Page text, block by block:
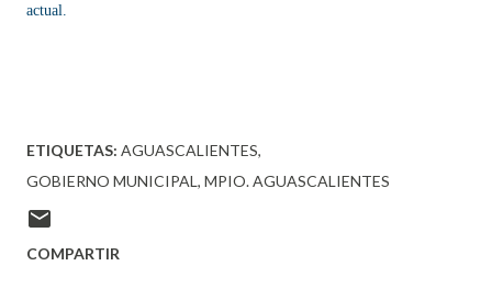
actual.
ETIQUETAS: AGUASCALIENTES
GOBIERNO MUNICIPAL MPIO. AGUASCALIENTES
COMPARTIR